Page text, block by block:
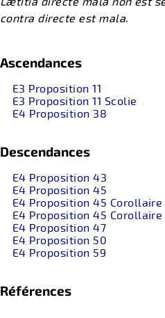
contra directe est mala.
Ascendances
E3 Proposition 11
E3 Proposition 11 Scolie
E4 Proposition 38
Descendances
E4 Proposition 43
E4 Proposition 45
E4 Proposition 45 Corollaire
E4 Proposition 45 Corollaire
E4 Proposition 47
E4 Proposition 50
E4 Proposition 59
Références